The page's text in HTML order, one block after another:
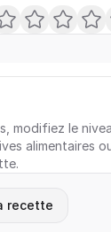
modifiez le
alimentaires
recette